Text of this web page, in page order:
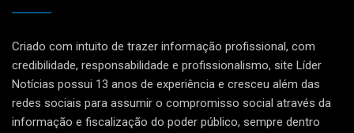
Criado com intuito de trazer informação profissional, com
credibilidade, responsabilidade e profissionalismo, site Líder
Notícias possui 13 anos de experiência e cresceu além das
redes sociais para assumir o compromisso social através da
informação e fiscalização do poder público, sempre dentro